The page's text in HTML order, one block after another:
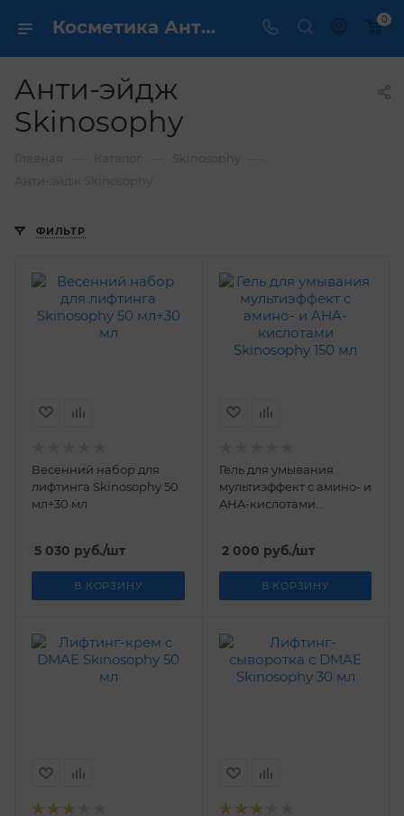
Косметика Анти-эйдж Skinosophy - купить в интернет магазине ✔️ по выгодной цене 0
Анти-эйдж
Skinosophy
ФИЛЬТР
Весенний набор для
лифтинга Skinosophy 50
мл+30 мл
5 030 руб./шт
В КОРЗИНУ
Гель для умывания
мультиэффект с амино- и
AHA-кислотами
2 000 руб./шт
В КОРЗИНУ